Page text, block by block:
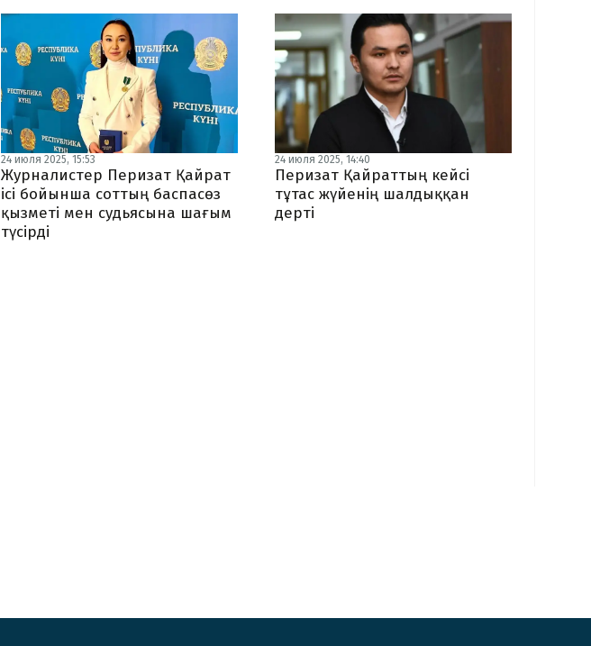
24 июля 2025, 15:53
Журналистер Перизат Қайрат
ісі бойынша соттың баспасөз
қызметі мен судьясына шағым
түсірді
24 июля 2025, 14:40
Перизат Қайраттың кейсі
тұтас жүйенің шалдыққан
дерті